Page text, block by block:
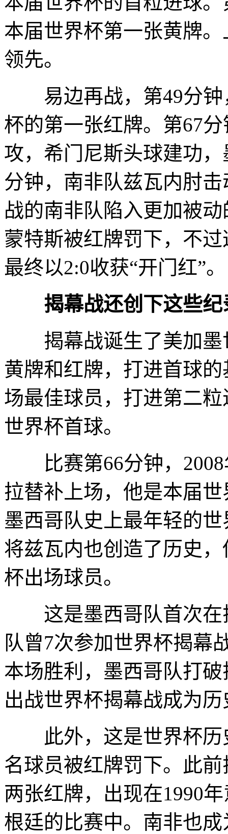
本届世界杯第一张黄牌
领先。
易边再战，第49分钟
杯的第一张红牌。第67
攻，希门尼斯头球建功
分钟，南非队兹瓦内肘
战的南非队陷入更加被
蒙特斯被红牌罚下，不
最终以2:0收获“开门红”。
揭幕战还创下这些纪
揭幕战诞生了美加墨
黄牌和红牌，打进首球
场最佳球员，打进第二
世界杯首球。
比赛第66分钟，2008
拉替补上场，他是本届
墨西哥队史上最年轻的
将兹瓦内也创造了历史
杯出场球员。
这是墨西哥队首次在
队曾7次参加世界杯揭幕
本场胜利，墨西哥队打
出战世界杯揭幕战成为
此外，这是世界杯历
名球员被红牌罚下。此
两张红牌，出现在1990
根廷的比赛中。南非也